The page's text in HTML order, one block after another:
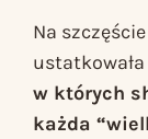
Na
w których
każda